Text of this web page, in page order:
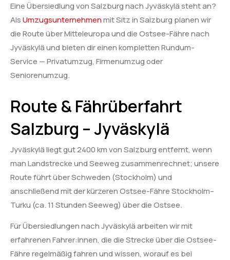
Eine Übersiedlung von Salzburg nach Jyväskylä steht an?
AlsUmzugsunternehmenmit Sitz in Salzburg planen wir
die Route über Mitteleuropa und die Ostsee-Fähre nach
Jyväskylä und bieten dir einen kompletten Rundum-
Service — Privatumzug, Firmenumzug oder
Seniorenumzug.
Route & Fährüberfahrt
Salzburg – Jyväskylä
Jyväskylä liegt gut 2400 km von Salzburg entfernt, wenn
man Landstrecke und Seeweg zusammenrechnet; unsere
Route führt über Schweden (Stockholm) und
anschließend mit der kürzeren Ostsee-Fähre Stockholm–
Turku (ca. 11 Stunden Seeweg) über die Ostsee.
Für Übersiedlungen nach Jyväskylä arbeiten wir mit
erfahrenen Fahrer:innen, die die Strecke über die Ostsee-
Fähre regelmäßig fahren und wissen, worauf es bei